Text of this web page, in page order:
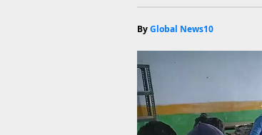
ByGlobal News10